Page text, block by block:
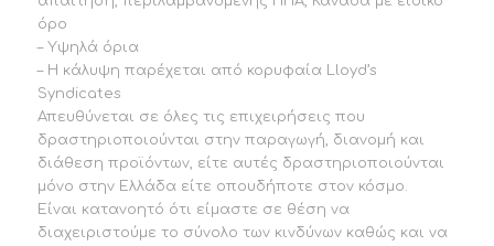
όρο
– Υψηλά όρια
– Η κάλυψη παρέχεται από κορυφαία Lloyd’s
Syndicates
Απευθύνεται σε όλες τις επιχειρήσεις που
δραστηριοποιούνται στην παραγωγή, διανομή και
διάθεση προϊόντων, είτε αυτές δραστηριοποιούνται
μόνο στην Ελλάδα είτε οπουδήποτε στον κόσμο.
Είναι κατανοητό ότι είμαστε σε θέση να
διαχειριστούμε το σύνολο των κινδύνων καθώς και να